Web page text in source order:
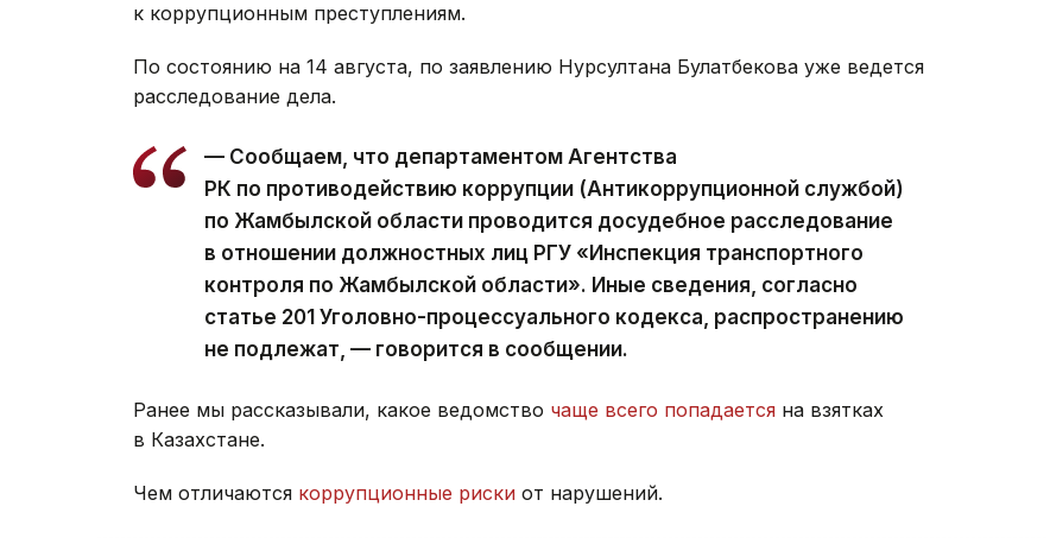
к коррупционным преступлениям.
По состоянию на 14 августа, по заявлению Нурсултана Булатбекова уже ведется
расследование дела.
— Сообщаем, что департаментом Агентства
РК по противодействию коррупции (Антикоррупционной службой)
по Жамбылской области проводится досудебное расследование
в отношении должностных лиц РГУ «Инспекция транспортного
контроля по Жамбылской области». Иные сведения, согласно
статье 201 Уголовно-процессуального кодекса, распространению
не подлежат, — говорится в сообщении.
Ранее мы рассказывали, какое ведомство чаще всего попадается на взятках
в Казахстане.
Чем отличаются коррупционные риски от нарушений.